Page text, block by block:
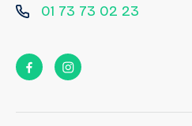
01 73 73 02 23